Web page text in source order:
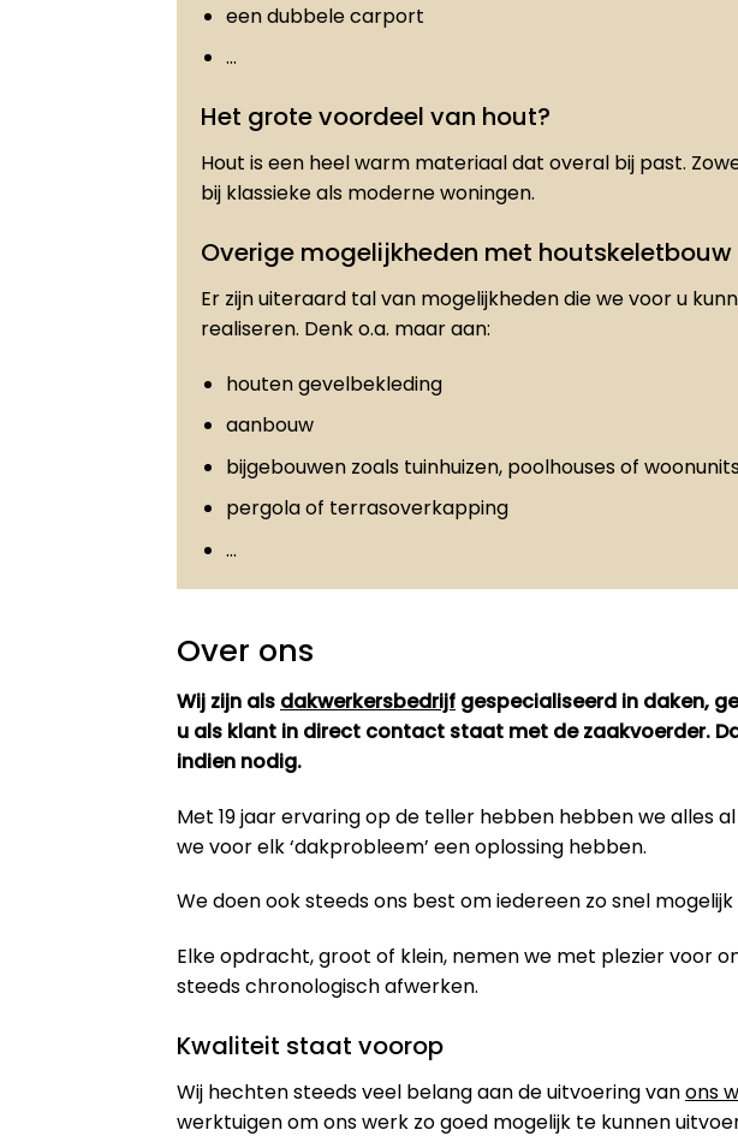
een dubbele carport
…
Het grote voordeel van hout?
Hout is een heel warm materiaal dat overal bij past.
bij klassieke als moderne woningen.
Overige mogelijkheden met houtskeletbouw
Er zijn uiteraard tal van mogelijkheden die we voor u
realiseren. Denk o.a. maar aan:
houten gevelbekleding
aanbouw
bijgebouwen zoals tuinhuizen, poolhouses of
pergola of terrasoverkapping
…
Over ons
Wij zijn als dakwerkersbedrijf gespecialiseerd in daken,
u als klant in direct contact staat met de zaakvoerder.
indien nodig.
Met 19 jaar ervaring op de teller hebben hebben we alles
we voor elk ‘dakprobleem’ een oplossing hebben.
We doen ook steeds ons best om iedereen zo snel
Elke opdracht, groot of klein, nemen we met plezier voor
steeds chronologisch afwerken.
Kwaliteit staat voorop
Wij hechten steeds veel belang aan de uitvoering vanons
werktuigen om ons werk zo goed mogelijk te kunnen